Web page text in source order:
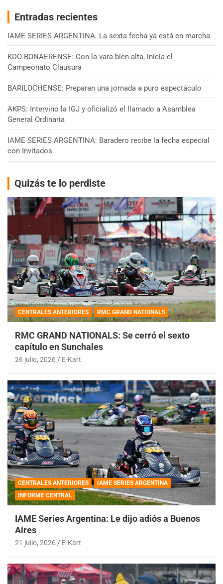
Entradas recientes
IAME SERIES ARGENTINA: La sexta fecha ya está en marcha
KDO BONAERENSE: Con la vara bien alta, inicia el
Campeonato Clausura
BARILOCHENSE: Preparan una jornada a puro espectáculo
AKPS: Intervino la IGJ y oficializó el llamado a Asamblea
General Ordinaria
IAME SERIES ARGENTINA: Baradero recibe la fecha especial
con Invitados
Quizás te lo perdiste
CENTRALES ANTERIORES RMC GRAND NATIONALS
RMC GRAND NATIONALS: Se cerró el sexto
capítulo en Sunchales
26 julio, 2026 E-Kart
CENTRALES ANTERIORES
IAME SERIES ARGENTINA
INFORME CENTRAL
IAME Series Argentina: Le dijo adiós a Buenos
Aires
21 julio, 2026 E-Kart